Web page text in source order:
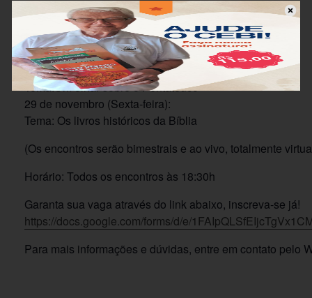
Programação dos encontros:
28 de junho (Sexta-feira):
Tema: A história da Salvação
13 de setembro (Sexta-feira):
Tema:Um olhar sobre o Pentateuco
29 de novembro (Sexta-feira):
Tema: Os livros históricos da Bíblia
(Os encontros serão bimestrais e ao vivo, totalmente
Horário: Todos os encontros às 18:30h
Garanta sua vaga através do link abaixo, inscreva-se já!
https://docs.google.com/forms/d/e/
Para mais informações e dúvidas, entre em contato pelo